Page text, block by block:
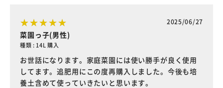
2025/06/27
菜園っ子(男性)
種類 : 14L 購入
お世話になります。家庭菜園には使い勝手が良く使用
してます。追肥用にこの度再購入しました。今後も培
養土含めて使っていきたいと思います。